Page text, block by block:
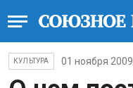
КУЛЬТУРА 01 ноября 2009